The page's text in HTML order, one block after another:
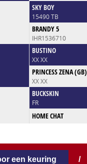
SKY BOY
15490 TB
BRANDY 5
IHR1536710
BUSTINO
XX XX
PRINCESS ZENA (GB)
XX XX
BUCKSKIN
FR
HOME CHAT
een keuring /